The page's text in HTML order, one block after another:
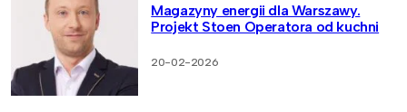
Magazyny energii dla Warszawy.
Projekt Stoen Operatora od kuchni
20-02-2026